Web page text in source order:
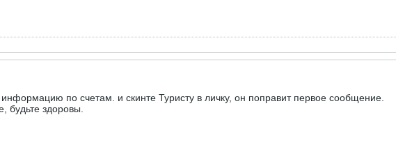
по счетам. и скинте Туристу в личку, он поправит первое сообщение.
будьте здоровы.